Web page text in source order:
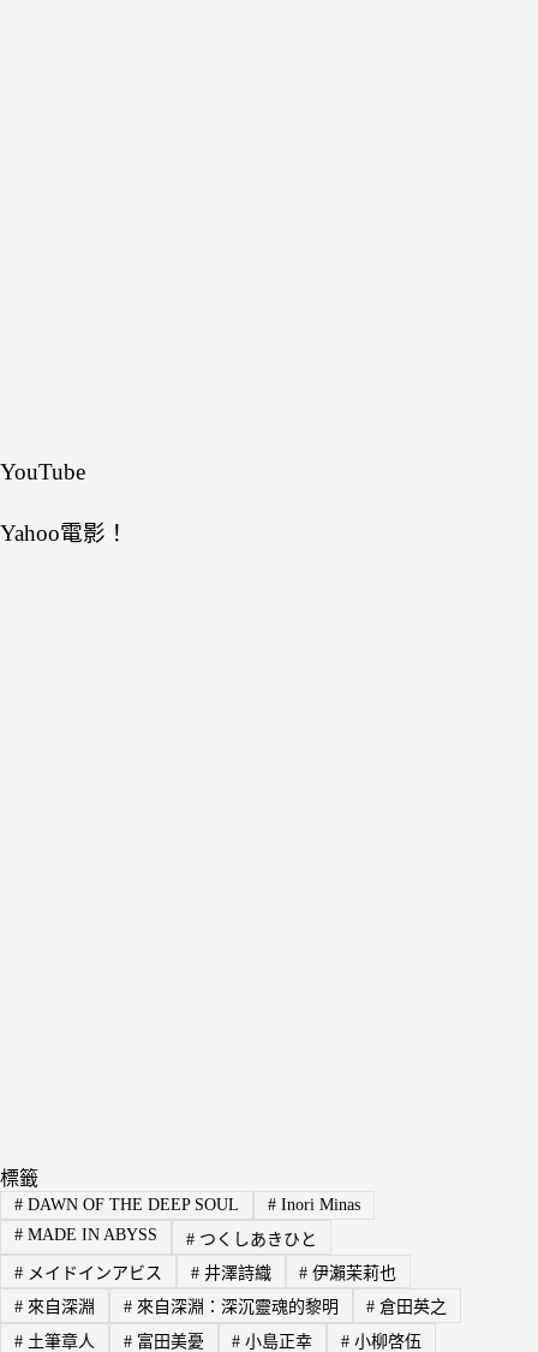
YouTube
Yahoo電影！
標籤
#DAWN OF THE DEEP SOUL #Inori Minas
#MADE IN ABYSS #つくしあきひと
#メイドインアビス #井澤詩織 # 伊瀨茉莉也
#來自深淵 #來自深淵：深沉靈魂的黎明 # 倉田英之
#土筆章人 #富田美憂 # 小島正幸 # 小柳啓伍